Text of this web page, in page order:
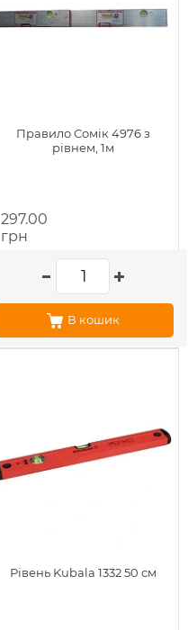
Правило Сомік 4976 з
рівнем, 1м
297.00
грн
В кошик
Рівень Kubala 1332 50 см